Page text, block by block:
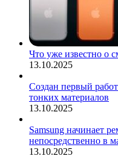
Что уже известно о
13.10.2025
Создан первый
тонких материалов
13.10.2025
Samsung начинает
непосредственно в
13.10.2025